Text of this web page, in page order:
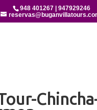
948 401267 | 947929246